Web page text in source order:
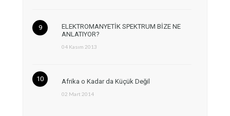
ELEKTROMANYETİK SPEKTRUM BİZE NE
ANLATIYOR?
04 Kasım 2013
Afrika o Kadar da Küçük Değil
02 Mart 2014